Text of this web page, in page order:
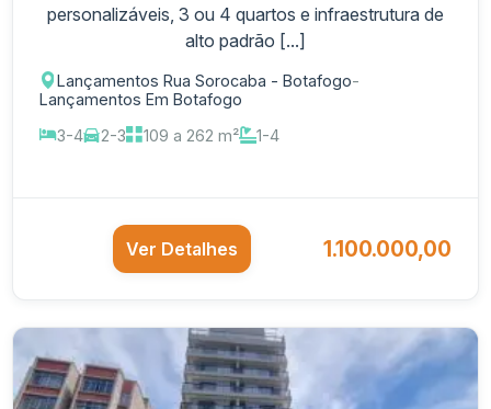
personalizáveis, 3 ou 4 quartos e infraestrutura de
alto padrão [...]
Lançamentos Rua Sorocaba - Botafogo-
Lançamentos Em Botafogo
3-4
2-3 109 a 262 m² 1-4
Ver Detalhes 1.100.000,00